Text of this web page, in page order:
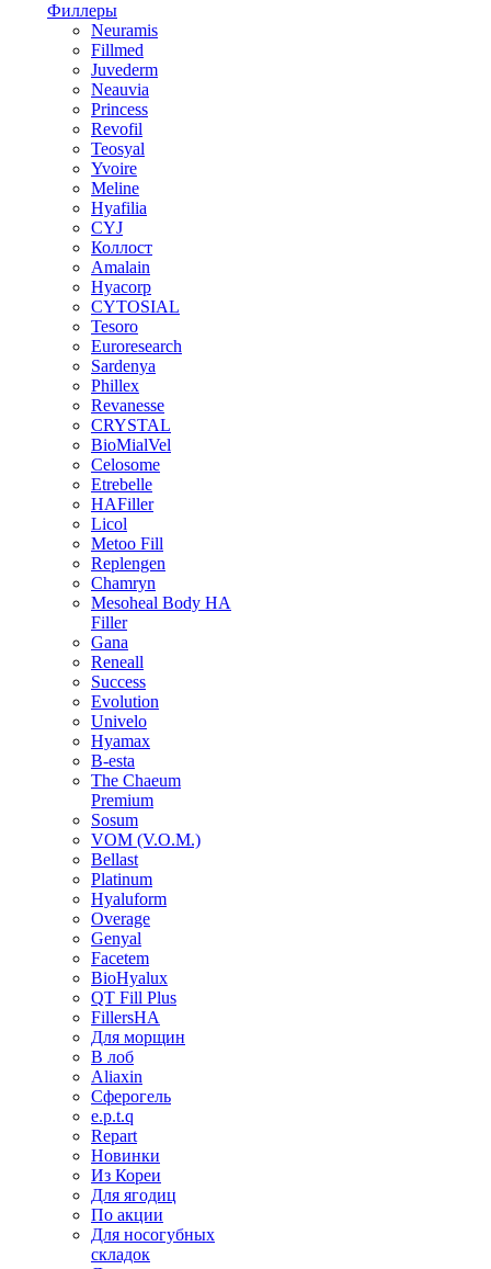
Филлеры
Neuramis
Fillmed
Juvederm
Neauvia
Princess
Revofil
Teosyal
Yvoire
Meline
Hyafilia
CYJ
Коллост
Amalain
Hyacorp
CYTOSIAL
Tesoro
Euroresearch
Sardenya
Phillex
Revanesse
CRYSTAL
BioMialVel
Celosome
Etrebelle
HAFiller
Licol
Metoo Fill
Replengen
Chamryn
Mesoheal Body HA
Filler
Gana
Reneall
Success
Evolution
Univelo
Hyamax
B-esta
The Chaeum
Premium
Sosum
VOM (V.O.M.)
Bellast
Platinum
Hyaluform
Overage
Genyal
Facetem
BioHyalux
QT Fill Plus
FillersHA
Для морщин
В лоб
Aliaxin
Сферогель
e.p.t.q
Repart
Новинки
Из Кореи
Для ягодиц
По акции
Для носогубных
складок